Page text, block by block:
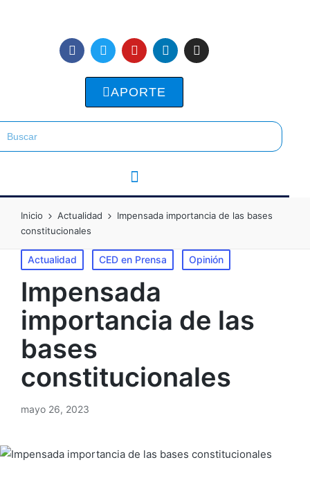
APORTE
Inicio Actualidad
Impensada importancia de las bases
constitucionales
Actualidad CED en Prensa Opinión
Impensada
importancia de las
bases
constitucionales
mayo 26, 2023